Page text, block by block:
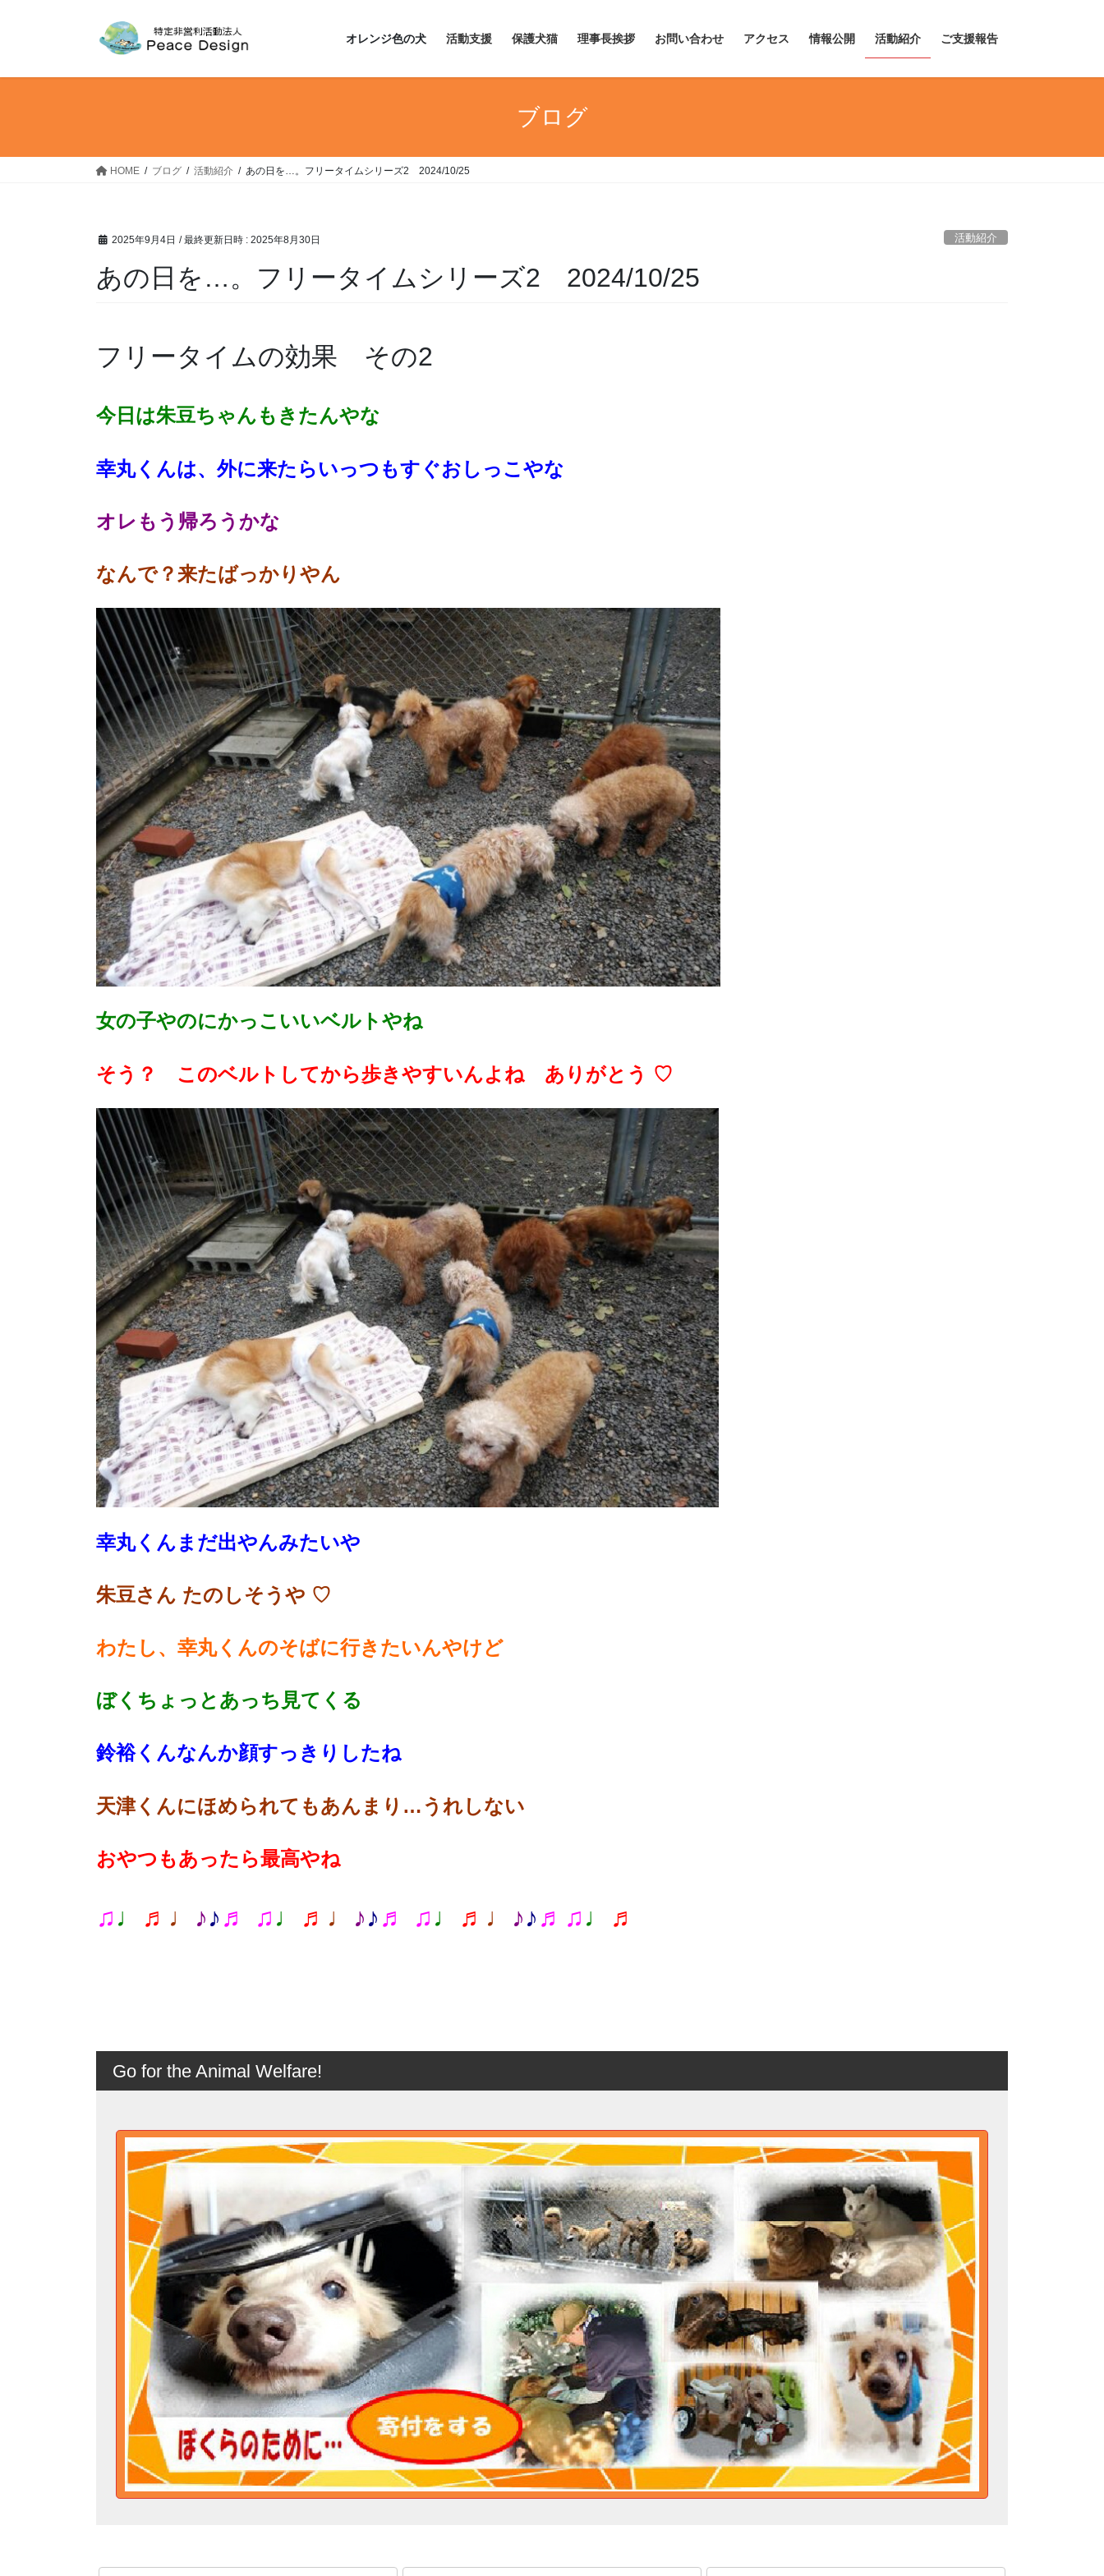
オレンジ色の犬 活動支援 保護犬猫 理事長挨拶 お問い合わせ アクセス 情報公開 活動紹介 ご支援報告
ブログ
HOME ブログ 活動紹介 あの日を…。フリータイムシリーズ2 2024/10/25
2025年9月4日 / 最終更新日時 : 2025年8月30日 活動紹介
あの日を…。フリータイムシリーズ2 2024/10/25
フリータイムの効果 その2
今日は朱豆ちゃんもきたんやな
幸丸くんは、外に来たらいっつもすぐおしっこやな
オレもう帰ろうかな
なんで？来たばっかりやん
女の子やのにかっこいいベルトやね
そう？ このベルトしてから歩きやすいんよね ありがとう ♡
幸丸くんまだ出やんみたいや
朱豆さん たのしそうや ♡
わたし、幸丸くんのそばに行きたいんやけど
ぼくちょっとあっち見てくる
鈴裕くんなんか顔すっきりしたね
天津くんにほめられてもあんまり…うれしない
おやつもあったら最高やね
♫♩ ♬ ♩ ♪♪♬ ♫♩ ♬ ♩ ♪♪♬ ♫♩ ♬ ♩ ♪♪♬♫♩ ♬
Go for the Animal Welfare!